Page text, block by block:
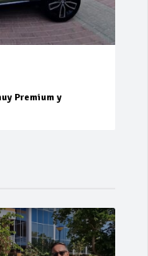
Premium y